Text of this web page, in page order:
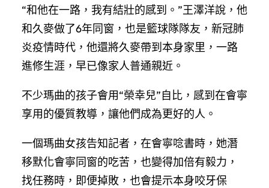
“和他在一路，我有結壯的感到。”王澤洋說，他
和久麥做了6年同窗，也是籃球隊隊友，新冠肺
炎疫情時代，他還將久麥帶到本身家里，一路
進修生涯，早已像家人普通親近。
不少瑪曲的孩子會用“榮幸兒”自比，感到在會寧
享用的優質教導，讓他們成為更好的人。
一個瑪曲女孩告知記者，在會寧唸書時，她潛
移默化會寧同窗的吃苦，也變得加倍有毅力，
找任務時，即便掉敗，也會提示本身咬牙保